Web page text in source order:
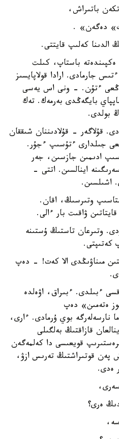
باتىراش،
دەگەن» .
الدىنا كەلىپ قايتتى.
باستاپ، كىلت
جارمادى. ارادا قولاپايسىز
ءتۇن. - ونى اس يەسى
بايگەڭدى بەرمەك. تەك
بولدى.
قۇلاگەر - قۇلادىننان شىققان
جىلدارى ءتۇسىپ ءجۇر.
ادىمىن جازسىن، جەر
اينالسىن. اتتى -
اشىلسىن.
وتىرسىڭ، اقان.
ۋاقىت بار ءالى.
وتىرعان تاستىڭ ۇستىنە
كەتىپتى.
مىناۋىڭدى الا كەت! - دەپ
ءبىلدى. ءبىراق، اۋەلدە
ەتەمىن» دەپ
نارسەلەرگە بوي ۇرمادى. ءارى،
قازاقتىڭ بەلگىلى
قويعىسى دا كەلمەگەن
پەن قوتىراشتىڭ تەرىس ازۋ،
ەدى.
ەرى؟